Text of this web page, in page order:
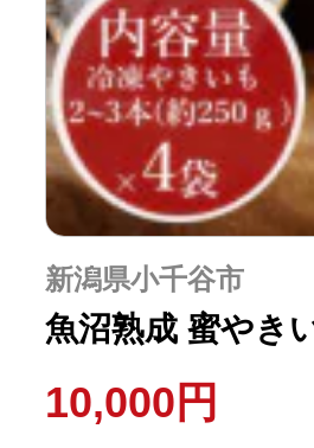
新潟県小千谷市
魚沼熟成 蜜やき
10,000円